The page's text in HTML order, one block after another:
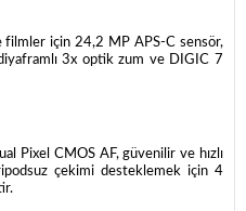
için 24,2 MP APS-C sensör,
3x optik zum ve DIGIC 7
Pixel CMOS AF, güvenilir ve hızlı
çekimi desteklemek için 4